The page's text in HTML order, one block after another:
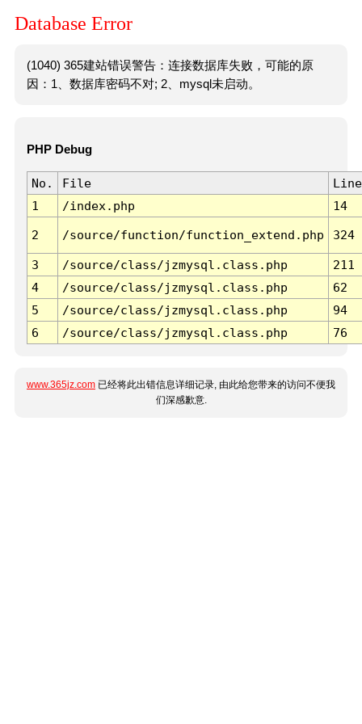
Database Error
(1040) 365建站错误警告：连接数据库失败，可能的原
因：1、数据库密码不对; 2、mysql未启动。
PHP Debug
No. File
Line
1
/index.php 14
2 /source/function/function_extend.php 324
3 /source/class/jzmysql.class.php
211
4
/source/class/jzmysql.class.php
62
5
/source/class/jzmysql.class.php
94
6
/source/class/jzmysql.class.php 76
www.365jz.com 已经将此出错信息详细记录, 由此给您带来的访问不便我
们深感歉意.